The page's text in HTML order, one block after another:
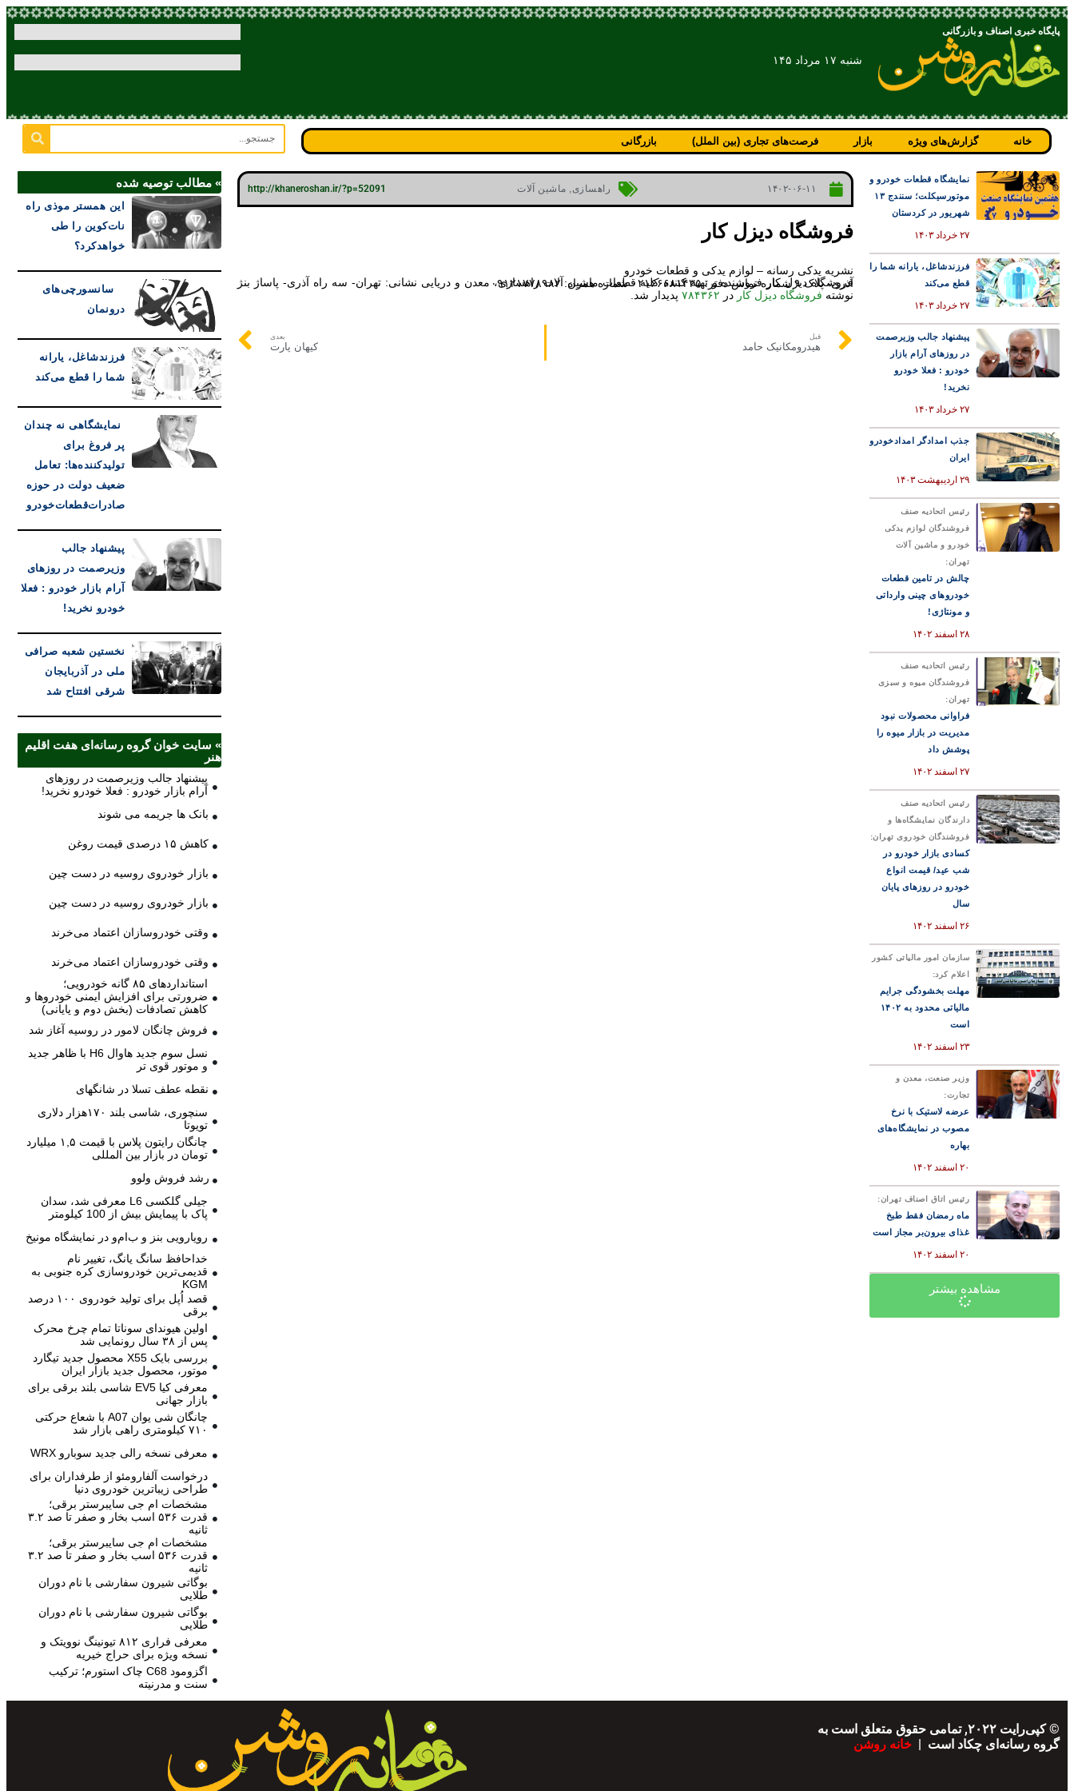
پایگاه خبری اصناف و بازرگانی
شنبه ۱۷ مرداد ۱۴۵
خانه گزارش‌های ویژه بازار فرصت‌های تجاری (بین الملل) بازرگانی
نمایشگاه قطعات خودرو و
موتورسیکلت؛ سنندج ۱۳
شهریور در کردستان
۲۷ خرداد ۱۴۰۳
فرزندشاغل، یارانه شما را
قطع می‌کند
۲۷ خرداد ۱۴۰۳
پیشنهاد جالب وزیرصمت
در روزهای آرام بازار
خودرو : فعلا خودرو
نخرید!
۲۷ خرداد ۱۴۰۳
جذب امدادگر امدادخودرو
ایران
۲۹ اردیبهشت ۱۴۰۳
رئیس اتحادیه صنف
فروشندگان لوازم یدکی
خودرو و ماشین آلات
تهران:
چالش در تامین قطعات
خودروهای چینی وارداتی
و مونتاژی!
۲۸ اسفند ۱۴۰۲
رئیس اتحادیه صنف
فروشندگان میوه و سبزی
تهران:
فراوانی محصولات نبود
مدیریت در بازار میوه را
پوشش داد
۲۷ اسفند ۱۴۰۲
رئیس اتحادیه صنف
دارندگان نمایشگاه‌ها و
فروشندگان خودروی تهران:
کسادی بازار خودرو در
شب عید/ قیمت انواع
خودرو در روزهای پایان
سال
۲۶ اسفند ۱۴۰۲
سازمان امور مالیاتی کشور
اعلام کرد:
مهلت بخشودگی جرایم
مالیاتی محدود به ۱۴۰۲
است
۲۳ اسفند ۱۴۰۲
وزیر صنعت، معدن و
تجارت:
عرضه لاستیک با نرخ
مصوب در نمایشگاه‌های
بهاره
۲۰ اسفند ۱۴۰۲
رئیس اتاق اصناف تهران:
ماه رمضان فقط طبخ
غذای بیرون‌بر مجاز است
۲۰ اسفند ۱۴۰۲
مشاهده بیشتر
۱۴۰۲-۰۶-۱۱ راهسازی, ماشین آلات http://khaneroshan.ir/?p=52091
فروشگاه دیزل کار
نشریه یدکی رسانه – لوازم یدکی و قطعات خودرو
فروشگاه دیزل کار فروشنده و تهیه کننده کلیه قطعات ماشین آلات راهسازی، معدن و دریایی نشانی: تهران- سه راه آذری- پاساژ بنژ آذری- پلاک ۹ شماره تماس دفتر: ۰۲۱۶۶۶۸۱۴۳۵ شماره همراه: ۰۹۱۲۱۷۷۸۹۸۲
نوشتهفروشگاه دیزل کار در ۷۸۴۳۶۲پدیدار شد.
قبل
هیدرومکانیک حامد
بعدی
کیهان پارت
» مطالب توصیه شده
این همستر موذی راه
نات‌کوین را طی
خواهدکرد؟
سانسورچی‌های
درونمان
فرزندشاغل، یارانه
شما را قطع می‌کند
نمایشگاهی نه چندان
پر فروغ برای
تولیدکننده‌ها: تعامل
ضعیف دولت در حوزه
صادرات‌قطعات‌خودرو
پیشنهاد جالب
وزیرصمت در روزهای
آرام بازار خودرو : فعلا
خودرو نخرید!
نخستین شعبه صرافی
ملی در آذربایجان
شرقی افتتاح شد
» سایت خوان گروه رسانه‌ای هفت اقلیم
هنر
پیشنهاد جالب وزیرصمت در روزهای
آرام بازار خودرو : فعلا خودرو نخرید!
بانک ها جریمه می شوند
کاهش ۱۵ درصدی قیمت روغن
بازار خودروی روسیه در دست چین
بازار خودروی روسیه در دست چین
وقتی خودروسازان اعتماد می‌خرند
وقتی خودروسازان اعتماد می‌خرند
استانداردهای ۸۵ گانه خودرویی؛
ضرورتی برای افزایش ایمنی خودروها و
کاهش تصادفات (بخش دوم و پایانی)
فروش چانگان لامور در روسیه آغاز شد
نسل سوم جدید هاوال H6 با ظاهر جدید
و موتور قوی تر
نقطه عطف تسلا در شانگهای
سنچوری، شاسی بلند ۱۷۰هزار دلاری
تویوتا
چانگان رایتون پلاس با قیمت ۱,۵ میلیارد
تومان در بازار بین المللی
رشد فروش ولوو
جیلی گلکسی L6 معرفی شد، سدان
پاک با پیمایش بیش از 100 کیلومتر
رویارویی بنز و ب‌ام‌و در نمایشگاه مونیخ
خداحافظ سانگ یانگ، تغییر نام
قدیمی‌ترین خودروسازی کره جنوبی به
KGM
قصد اُپل برای تولید خودروی ۱۰۰ درصد
برقی
اولین هیوندای سوناتا تمام چرخ محرک
پس از ۳۸ سال رونمایی شد
بررسی بایک X55 محصول جدید تیگارد
موتور، محصول جدید بازار ایران
معرفی کیا EV5 شاسی بلند برقی برای
بازار جهانی
چانگان شی یوان A07 با شعاع حرکتی
۷۱۰ کیلومتری راهی بازار شد
معرفی نسخه رالی جدید سوبارو WRX
درخواست آلفارومئو از طرفداران برای
طراحی زیباترین خودروی دنیا
مشخصات ام جی سایبرستر برقی؛
قدرت ۵۳۶ اسب بخار و صفر تا صد ۳.۲
ثانیه
مشخصات ام جی سایبرستر برقی؛
قدرت ۵۳۶ اسب بخار و صفر تا صد ۳.۲
ثانیه
بوگاتی شیرون سفارشی با نام دوران
طلایی
بوگاتی شیرون سفارشی با نام دوران
طلایی
معرفی فراری ۸۱۲ تیونینگ نوویتک و
نسخه ویژه برای حراج خیریه
اگزومود C68 چاک استورم؛ ترکیب
سنت و مدرنیته
© کپی‌رایت ۲۰۲۲, تمامی حقوق متعلق است به
گروه رسانه‌ای چکاد است | خانه روشن